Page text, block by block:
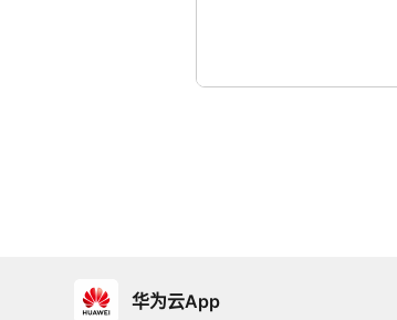
华为云App